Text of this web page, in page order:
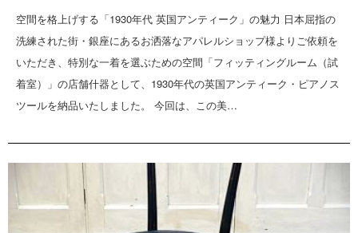
空間を格上げする「1930年代 英国アンティーク」の魅力 日本屈指の
洗練された街・銀座にあるお洒落なアパレルショップ様よりご依頼を
いただき、特別な一着を選ぶための空間「フィッティングルーム（試
着室）」の店舗什器として、1930年代の英国アンティーク・ピアノス
ツールを納品いたしました。 今回は、この美…